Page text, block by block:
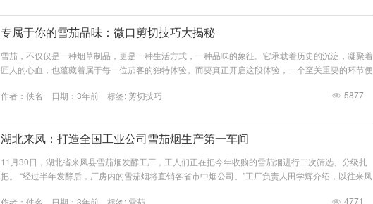
结合传统工艺...
专属于你的雪茄品味：微口剪切技巧大揭秘
雪茄，不仅仅是一种烟草制品，更是一种生活方式，一种品味的象征。它承载着历史的沉淀，凝聚着
匠人的心血，也蕴藏着属于每一位茄客的独特体验。而要真正开启这段体验，一个至关重要的环节便
索其中蕴藏的奥秘，找到专属于你的雪茄品味。 微口剪切，顾名思义，是指在雪茄茄帽上剪出一个
让烟气畅通无阻，而V型剪则旨在提供更集中...
作者： 佚名 日期：3年前 标签: 剪切技巧 5877
湖北来凤：打造全国工业公司雪茄烟生产第一车间
11月30日，湖北省来凤县雪茄烟发酵工厂，工人们正在把今年收购的雪茄烟进行二次筛选、分级扎
把。 “经过半年发酵后，厂房内的雪茄烟将直销各省市中烟公司。”工厂负责人田学辉介绍，以往来凤
作者： 佚名 日期：3年前 标签: 雪茄 4771